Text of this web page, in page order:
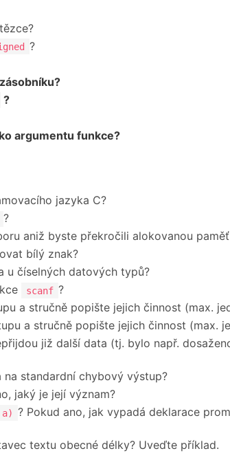
?
?
argumentu funkce?
jazyka C?
?
aniž byste překročili alokovanou
bílý znak?
u číselných datových typů?
scanf ?
a stručně popište jejich činnost (max.
a stručně popište jejich činnost (max.
již další data (tj. bylo např.
standardní chybový výstup?
jaký je její význam?
? Pokud ano, jak vypadá deklarace
textu obecné délky? Uveďte příklad.